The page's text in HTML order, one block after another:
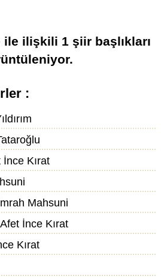
ile ilişkili 1 şiir başlıkları
:
İnce Kırat
Mahsuni
İnce Kırat
Kırat